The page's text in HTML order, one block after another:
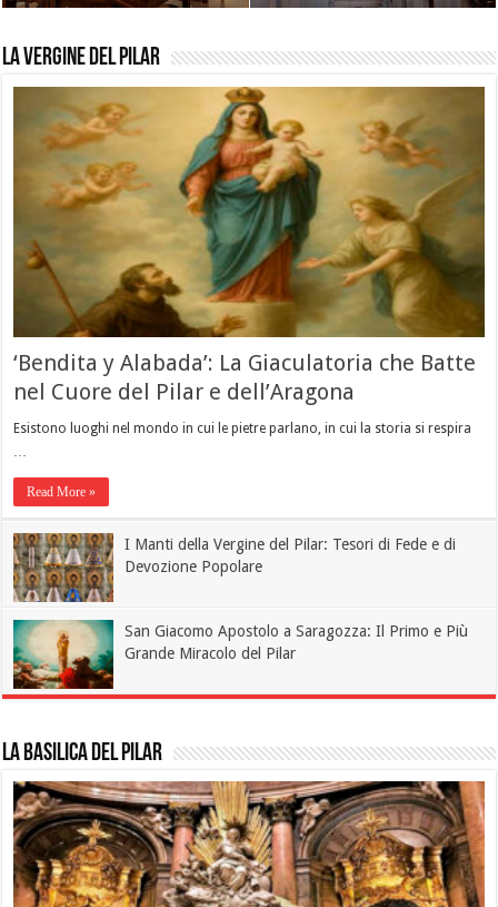
La Vergine del Pilar
‘Bendita y Alabada’: La Giaculatoria che Batte
nel Cuore del Pilar e dell’Aragona
Esistono luoghi nel mondo in cui le pietre parlano, in cui la storia si respira
…
Read More »
I Manti della Vergine del Pilar: Tesori di Fede e di
Devozione Popolare
San Giacomo Apostolo a Saragozza: Il Primo e Più
Grande Miracolo del Pilar
La Basilica del Pilar